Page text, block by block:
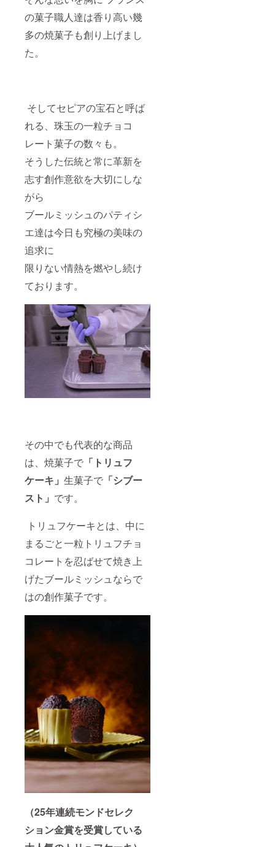
の菓子職人達は香り高い幾
多の焼菓子も創り上げまし
た。
そしてセピアの宝石と呼ば
れる、珠玉の一粒チョコ
レート菓子の数々も。
そうした伝統と常に革新を
志す創作意欲を大切にしな
がら
ブールミッシュのパティシ
エ達は今日も究極の美味の
追求に
限りない情熱を燃やし続け
ております。
その中でも代表的な商品
は、焼菓子で 「トリュフ
ケーキ」 生菓子で 「シブー
スト」 です。
トリュフケーキとは、中に
まるごと一粒トリュフチョ
コレートを忍ばせて焼き上
げたブールミッシュならで
はの創作菓子です。
（25年連続モンドセレク
ション金賞を受賞している